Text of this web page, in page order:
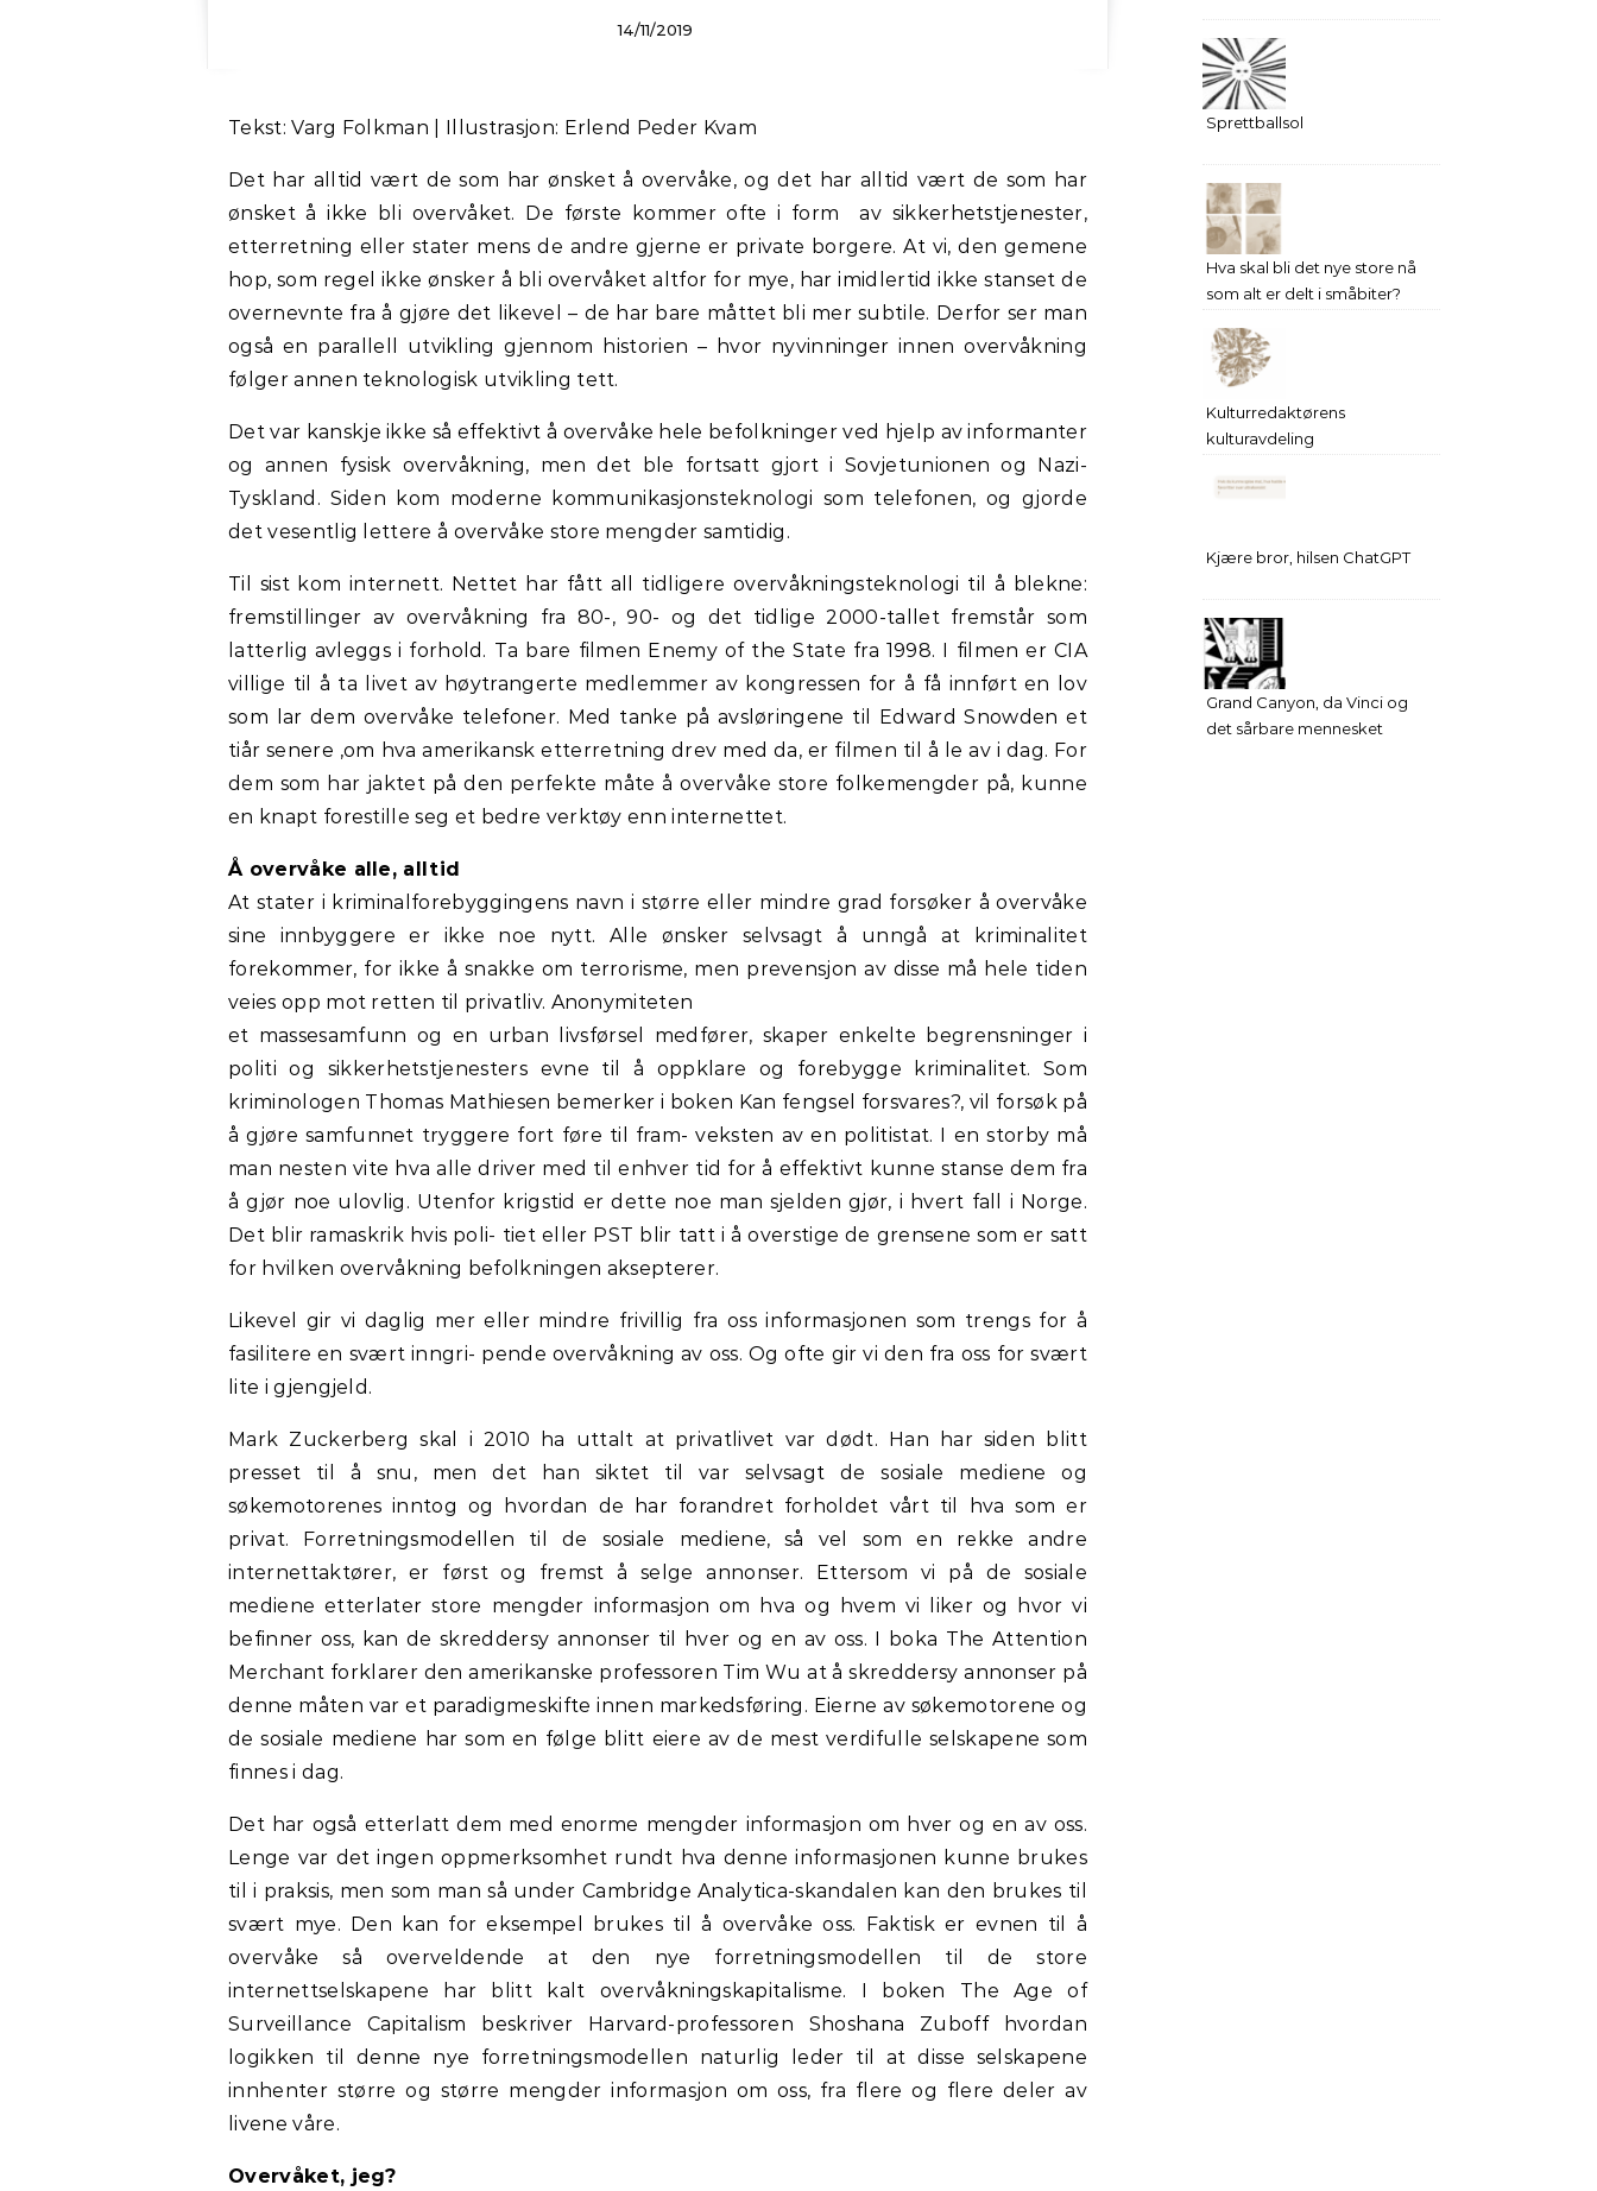
14/11/2019
Tekst: Varg Folkman | Illustrasjon: Erlend Peder Kvam
Det har alltid vært de som har ønsket å overvåke, og det har alltid vært de som har
ønsket å ikke bli overvåket. De første kommer ofte i form av sikkerhetstjenester,
etterretning eller stater mens de andre gjerne er private borgere. At vi, den gemene
hop, som regel ikke ønsker å bli overvåket altfor for mye, har imidlertid ikke stanset de
overnevnte fra å gjøre det likevel – de har bare måttet bli mer subtile. Derfor ser man
også en parallell utvikling gjennom historien – hvor nyvinninger innen overvåkning
følger annen teknologisk utvikling tett.
Det var kanskje ikke så effektivt å overvåke hele befolkninger ved hjelp av informanter
og annen fysisk overvåkning, men det ble fortsatt gjort i Sovjetunionen og Nazi-
Tyskland. Siden kom moderne kommunikasjonsteknologi som telefonen, og gjorde
det vesentlig lettere å overvåke store mengder samtidig.
Til sist kom internett. Nettet har fått all tidligere overvåkningsteknologi til å blekne:
fremstillinger av overvåkning fra 80-, 90- og det tidlige 2000-tallet fremstår som
latterlig avleggs i forhold. Ta bare filmen Enemy of the State fra 1998. I filmen er CIA
villige til å ta livet av høytrangerte medlemmer av kongressen for å få innført en lov
som lar dem overvåke telefoner. Med tanke på avsløringene til Edward Snowden et
tiår senere ,om hva amerikansk etterretning drev med da, er filmen til å le av i dag. For
dem som har jaktet på den perfekte måte å overvåke store folkemengder på, kunne
en knapt forestille seg et bedre verktøy enn internettet.
Å overvåke alle, alltid
At stater i kriminalforebyggingens navn i større eller mindre grad forsøker å overvåke
sine innbyggere er ikke noe nytt. Alle ønsker selvsagt å unngå at kriminalitet
forekommer, for ikke å snakke om terrorisme, men prevensjon av disse må hele tiden
veies opp mot retten til privatliv. Anonymiteten
et massesamfunn og en urban livsførsel medfører, skaper enkelte begrensninger i
politi og sikkerhetstjenesters evne til å oppklare og forebygge kriminalitet. Som
kriminologen Thomas Mathiesen bemerker i boken Kan fengsel forsvares?, vil forsøk på
å gjøre samfunnet tryggere fort føre til fram- veksten av en politistat. I en storby må
man nesten vite hva alle driver med til enhver tid for å effektivt kunne stanse dem fra
å gjør noe ulovlig. Utenfor krigstid er dette noe man sjelden gjør, i hvert fall i Norge.
Det blir ramaskrik hvis poli- tiet eller PST blir tatt i å overstige de grensene som er satt
for hvilken overvåkning befolkningen aksepterer.
Likevel gir vi daglig mer eller mindre frivillig fra oss informasjonen som trengs for å
fasilitere en svært inngri- pende overvåkning av oss. Og ofte gir vi den fra oss for svært
lite i gjengjeld.
Mark Zuckerberg skal i 2010 ha uttalt at privatlivet var dødt. Han har siden blitt
presset til å snu, men det han siktet til var selvsagt de sosiale mediene og
søkemotorenes inntog og hvordan de har forandret forholdet vårt til hva som er
privat. Forretningsmodellen til de sosiale mediene, så vel som en rekke andre
internettaktører, er først og fremst å selge annonser. Ettersom vi på de sosiale
mediene etterlater store mengder informasjon om hva og hvem vi liker og hvor vi
befinner oss, kan de skreddersy annonser til hver og en av oss. I boka The Attention
Merchant forklarer den amerikanske professoren Tim Wu at å skreddersy annonser på
denne måten var et paradigmeskifte innen markedsføring. Eierne av søkemotorene og
de sosiale mediene har som en følge blitt eiere av de mest verdifulle selskapene som
finnes i dag.
Det har også etterlatt dem med enorme mengder informasjon om hver og en av oss.
Lenge var det ingen oppmerksomhet rundt hva denne informasjonen kunne brukes
til i praksis, men som man så under Cambridge Analytica-skandalen kan den brukes til
svært mye. Den kan for eksempel brukes til å overvåke oss. Faktisk er evnen til å
overvåke så overveldende at den nye forretningsmodellen til de store
internettselskapene har blitt kalt overvåkningskapitalisme. I boken The Age of
Surveillance Capitalism beskriver Harvard-professoren Shoshana Zuboff hvordan
logikken til denne nye forretningsmodellen naturlig leder til at disse selskapene
innhenter større og større mengder informasjon om oss, fra flere og flere deler av
livene våre.
Overvåket, jeg?
Sprettballsol
Hva skal bli det nye store nå
som alt er delt i småbiter?
Kulturredaktørens
kulturavdeling
Kjære bror, hilsen ChatGPT
Grand Canyon, da Vinci og
det sårbare mennesket